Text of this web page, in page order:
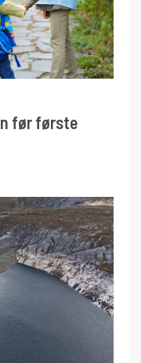
før første